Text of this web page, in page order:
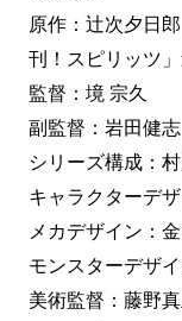
原作：辻次夕日
刊！スピリッツ」
監督：境 宗久
副監督：岩田健志
シリーズ構成：
キャラクターデ
メカデザイン：
モンスターデザ
美術監督：藤野